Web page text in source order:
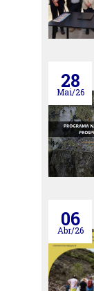
28
Mai/26
06
Abr/26